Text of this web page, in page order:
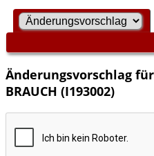
Änderungsvorschlag
BRAUCH (I193002)